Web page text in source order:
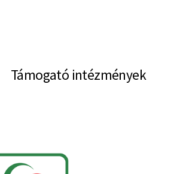
Támogató intézmények